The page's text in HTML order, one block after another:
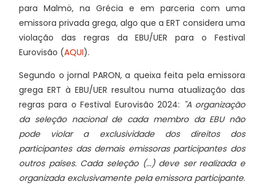
para Malmö, na Grécia e em parceria com uma
emissora privada grega, algo que a ERT considera uma
violação das regras da EBU/UER para o Festival
Eurovisão (AQUI).
Segundo o jornal PARON, a queixa feita pela emissora
grega ERT à EBU/UER resultou numa atualização das
regras para o Festival Eurovisão 2024: "A organização
da seleção nacional de cada membro da EBU não
pode violar a exclusividade dos direitos dos
participantes das demais emissoras participantes dos
outros países. Cada seleção (...) deve ser realizada e
organizada exclusivamente pela emissora participante.